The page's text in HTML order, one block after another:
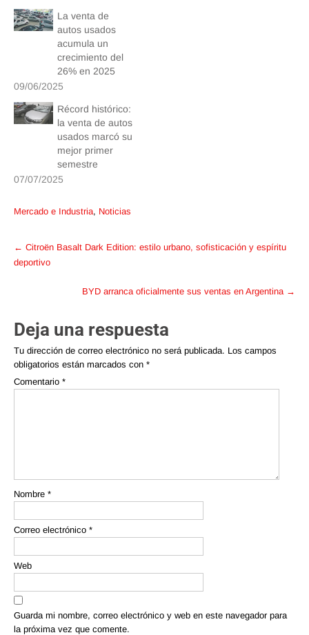
La venta de
autos usados
acumula un
crecimiento del
26% en 2025
09/06/2025
Récord histórico:
la venta de autos
usados marcó su
mejor primer
semestre
07/07/2025
Mercado e Industria, Noticias
Post
navigation
← Citroën Basalt Dark Edition: estilo urbano, sofisticación y espíritu
deportivo
BYD arranca oficialmente sus ventas en Argentina →
Deja una respuesta
Tu dirección de correo electrónico no será publicada. Los campos
obligatorios están marcados con *
Comentario *
Nombre *
Correo electrónico *
Web
Guarda mi nombre, correo electrónico y web en este navegador para
la próxima vez que comente.